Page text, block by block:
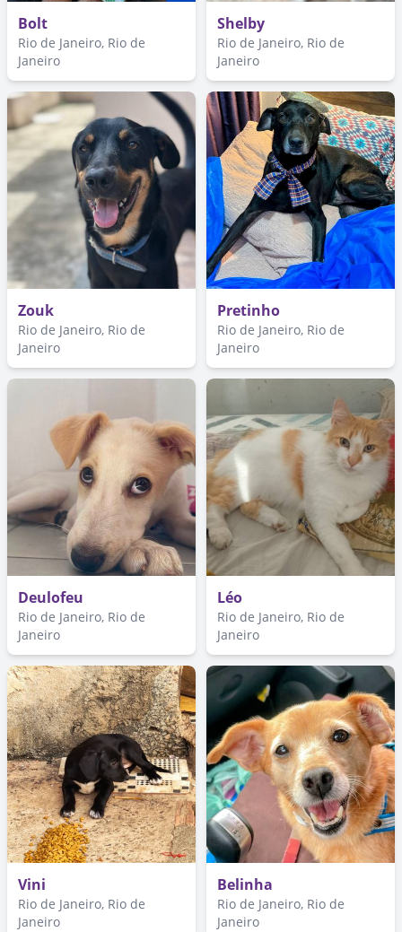
Bolt
Rio de Janeiro, Rio de
Janeiro
Shelby
Rio de Janeiro, Rio de
Janeiro
Zouk
Rio de Janeiro, Rio de
Janeiro
Pretinho
Rio de Janeiro, Rio de
Janeiro
Deulofeu
Rio de Janeiro, Rio de
Janeiro
Léo
Rio de Janeiro, Rio de
Janeiro
Vini
Rio de Janeiro, Rio de
Janeiro
Belinha
Rio de Janeiro, Rio de
Janeiro